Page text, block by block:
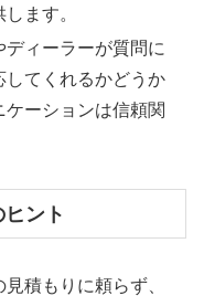
ます。
ディーラーが質問に
してくれるかどうか
ーションは信頼関
ント
見積もりに頼らず、